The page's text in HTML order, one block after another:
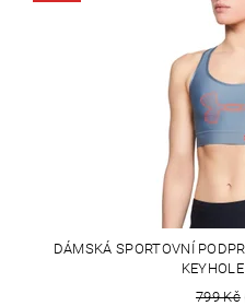
DÁMSKÁ SPORTOVNÍ
799 Kč